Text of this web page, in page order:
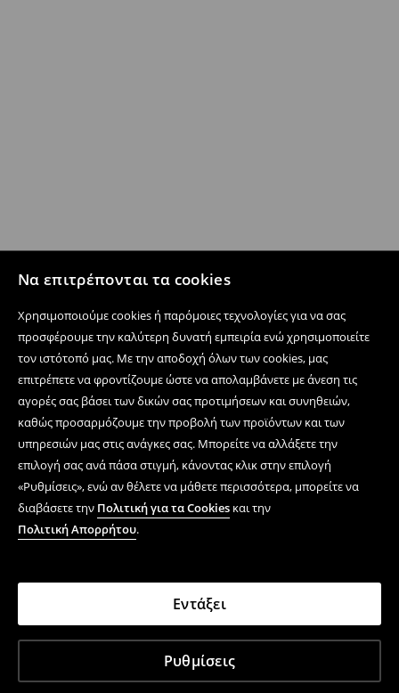
Να επιτρέπονται τα cookies
Χρησιμοποιούμε cookies ή παρόμοιες τεχνολογίες για να σας
προσφέρουμε την καλύτερη δυνατή εμπειρία ενώ χρησιμοποιείτε
τον ιστότοπό μας. Με την αποδοχή όλων των cookies, μας
επιτρέπετε να φροντίζουμε ώστε να απολαμβάνετε με άνεση τις
αγορές σας βάσει των δικών σας προτιμήσεων και συνηθειών,
καθώς προσαρμόζουμε την προβολή των προϊόντων και των
υπηρεσιών μας στις ανάγκες σας. Μπορείτε να αλλάξετε την
επιλογή σας ανά πάσα στιγμή, κάνοντας κλικ στην επιλογή
«Ρυθμίσεις», ενώ αν θέλετε να μάθετε περισσότερα, μπορείτε να
διαβάσετε την Πολιτική για τα Cookies και την
Πολιτική Απορρήτου.
Ρυθμίσεις
Εντάξει